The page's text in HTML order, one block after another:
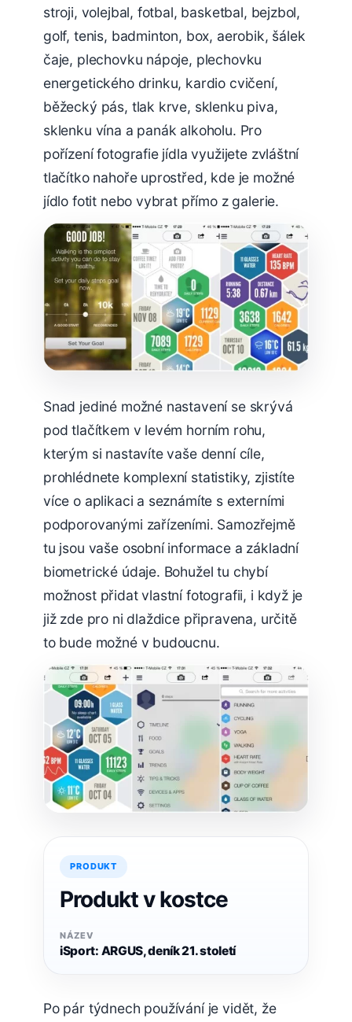
stroji, volejbal, fotbal, basketbal, bejzbol,
golf, tenis, badminton, box, aerobik, šálek
čaje, plechovku nápoje, plechovku
energetického drinku, kardio cvičení,
běžecký pás, tlak krve, sklenku piva,
sklenku vína a panák alkoholu. Pro
pořízení fotografie jídla využijete zvláštní
tlačítko nahoře uprostřed, kde je možné
jídlo fotit nebo vybrat přímo z galerie.
Snad jediné možné nastavení se skrývá
pod tlačítkem v levém horním rohu,
kterým si nastavíte vaše denní cíle,
prohlédnete komplexní statistiky, zjistíte
více o aplikaci a seznámíte s externími
podporovanými zařízeními. Samozřejmě
tu jsou vaše osobní informace a základní
biometrické údaje. Bohužel tu chybí
možnost přidat vlastní fotografii, i když je
již zde pro ni dlaždice připravena, určitě
to bude možné v budoucnu.
PRODUKT
Produkt v kostce
NÁZEV
iSport: ARGUS, deník 21. století
Po pár týdnech používání je vidět, že